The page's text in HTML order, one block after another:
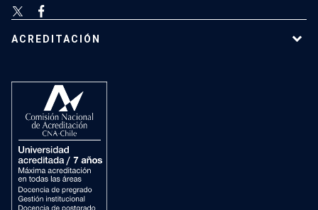
ACREDITACIÓN